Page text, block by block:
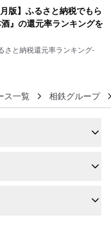
月版】ふるさと納税でもら
』の還元率ランキングを
さと納税還元率ランキング-
ス一覧 相鉄グループ